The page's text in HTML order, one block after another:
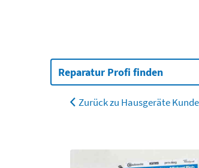
Reparatur Profi finden
Zurück zu Hausgeräte